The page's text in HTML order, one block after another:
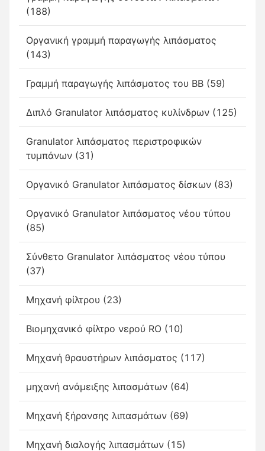
(188)
Οργανική γραμμή παραγωγής λιπάσματος
(143)
Γραμμή παραγωγής λιπάσματος του BB (59)
Διπλό Granulator λιπάσματος κυλίνδρων (125)
Granulator λιπάσματος περιστροφικών
τυμπάνων (31)
Οργανικό Granulator λιπάσματος δίσκων (83)
Οργανικό Granulator λιπάσματος νέου τύπου
(85)
Σύνθετο Granulator λιπάσματος νέου τύπου
(37)
Μηχανή φίλτρου (23)
Βιομηχανικό φίλτρο νερού RO (10)
Μηχανή θραυστήρων λιπάσματος (117)
μηχανή ανάμειξης λιπασμάτων (64)
Μηχανή ξήρανσης λιπασμάτων (69)
Μηχανή διαλογής λιπασμάτων (15)